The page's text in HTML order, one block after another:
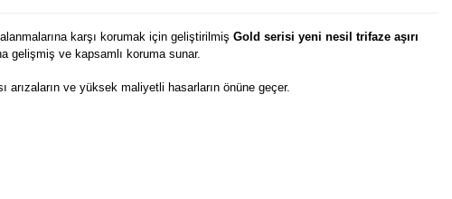
karşı korumak için geliştirilmiş Gold serisi yeni nesil trifaze aşırı
gelişmiş ve kapsamlı koruma sunar.
ve yüksek maliyetli hasarların önüne geçer.